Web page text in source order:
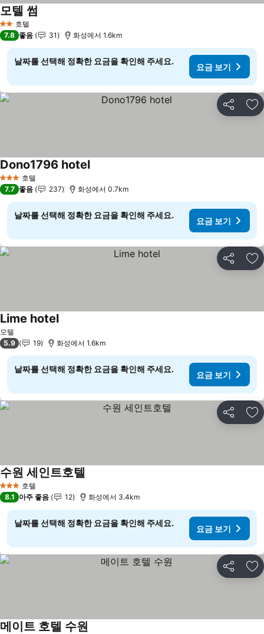
2 성급호텔
모텔 썸
7.8 좋음 31 화성에서 1.6km
날짜를 선택해 정확한 요금을 확인해 주세요.
요금 보기
공유 즐
3 성급 호텔
Dono1796 hotel요금 보기
7.7 좋음 237 화성에서 0.7km
날짜를 선택해 정확한 요금을 확인해 주세요.
요금 보기
공유 즐
모텔
Lime hotel요금 보기
5.9 19 화성에서 1.6km
날짜를 선택해 정확한 요금을 확인해 주세요.
요금 보기
공유 즐
3 성급 호텔
수원 세인트호텔
8.1 아주 좋음 12 화성에서 3.4km
날짜를 선택해 정확한 요금을 확인해 주세요.
요금 보기
공유 즐
메이트 호텔 수원